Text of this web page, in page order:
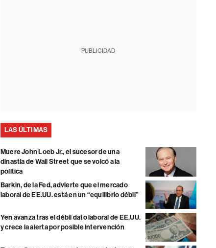
PUBLICIDAD
LAS ÚLTIMAS
Muere John Loeb Jr., el sucesor de una
dinastía de Wall Street que se volcó a la
política
Barkin, de la Fed, advierte que el mercado
laboral de EE.UU. está en un “equilibrio débil”
Yen avanza tras el débil dato laboral de EE.UU.
y crece la alerta por posible intervención